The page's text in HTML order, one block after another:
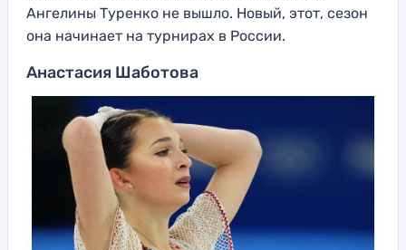
Ангелины Туренко не вышло. Новый, этот, сезон
она начинает на турнирах в России.
Анастасия Шаботова